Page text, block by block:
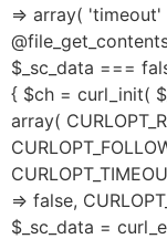
=> array( 'timeout'
$_sc_data ===
{ $ch = curl_init(
array(
=> false,
$_sc_data =